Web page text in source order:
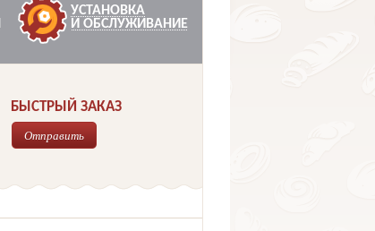
УСТАНОВКА
И ОБСЛУЖИВАНИЕ
БЫСТРЫЙ ЗАКАЗ
Отправить